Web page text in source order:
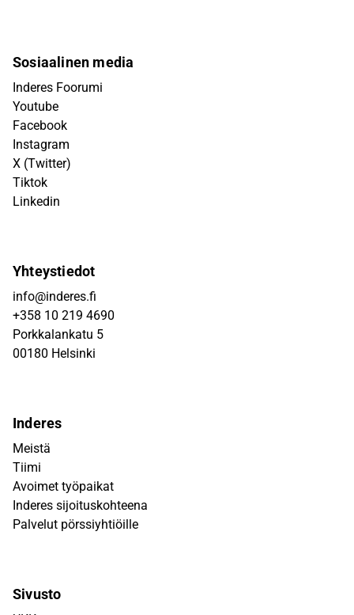
Sosiaalinen media
Inderes Foorumi
Youtube
Facebook
Instagram
X (Twitter)
Tiktok
Linkedin
Yhteystiedot
info@inderes.fi
+358 10 219 4690
Porkkalankatu 5
00180 Helsinki
Inderes
Meistä
Tiimi
Avoimet työpaikat
Inderes sijoituskohteena
Palvelut pörssiyhtiöille
Sivusto